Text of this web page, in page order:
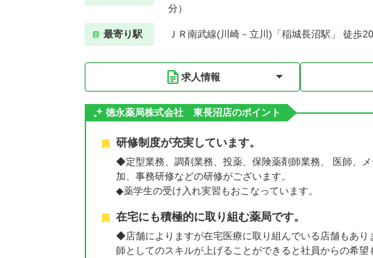
分）
最寄り駅 ＪＲ南武線(川崎－立川)「稲城長沼駅」 徒歩
求人情報
徳永薬局株式会社 東長沼店のポイント
研修制度が充実しています。
◆定型業務、調剤業務、投薬、保険薬剤師業務、 医師、
加、事務研修などの研修がございます。
◆薬学生の受け入れ実習もおこなっています。
在宅にも積極的に取り組む薬局です。
◆店舗によりますが在宅医療に取り組んでいる店舗もあ
師としてのスキルが上げることができると社員からの希